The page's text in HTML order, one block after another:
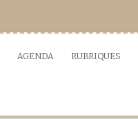
AGENDA RUBRIQUES